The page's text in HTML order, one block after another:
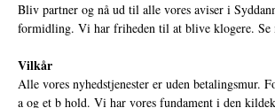
Bliv partner og nå ud til alle vores aviser i
formidling. Vi har friheden til at blive klogere. Se
Vilkår
Alle vores nyhedstjenester er uden betalingsmur.
a og et b hold. Vi har vores fundament i den